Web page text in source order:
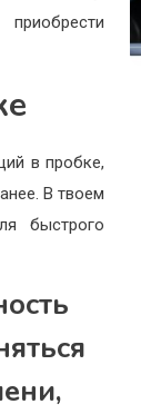
в пробке,
В твоем
быстрого